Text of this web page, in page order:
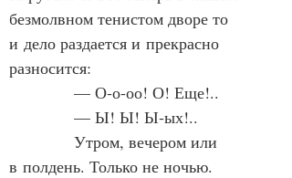
безмолвном тенистом дворе то
и дело раздается и прекрасно
разносится:
— О‑о-оо! О! Еще!..
— Ы! Ы! Ы‑ых!..
Утром, вечером или
в полдень. Только не ночью.